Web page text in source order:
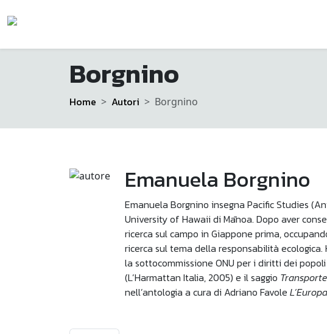
Borgnino
Home Autori Borgnino
Emanuela Borgnino
Emanuela Borgnino insegna Pacific Studies
University of Hawaii di Mānoa. Dopo aver
ricerca sul campo in Giappone prima,
ricerca sul tema della responsabilità
la sottocommissione ONU per i diritti dei
(L’Harmattan Italia, 2005) e il saggio
nell’antologia a cura di Adriano Favole